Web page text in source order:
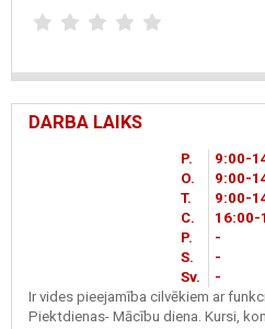
DARBA LAIKS
P. 9 00-
O.
9 00-
T.
9 00-
C.
16 00-
P.
-
S.
-
Sv.
-
Ir vides pieejamība cilvēkiem ar
Piektdienas- Mācību diena. Kursi,